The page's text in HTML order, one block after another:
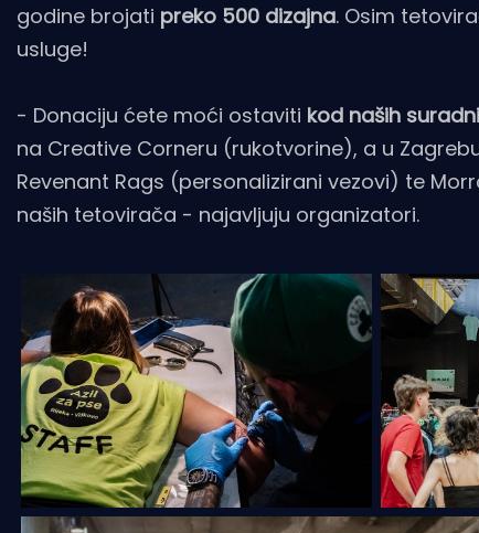
godine brojati preko 500 dizajna. Osim
usluge!
- Donaciju ćete moći ostaviti kod naših
na Creative Corneru (rukotvorine), a u
Revenant Rags (personalizirani vezovi) te
naših tetovirača - najavljuju organizatori.